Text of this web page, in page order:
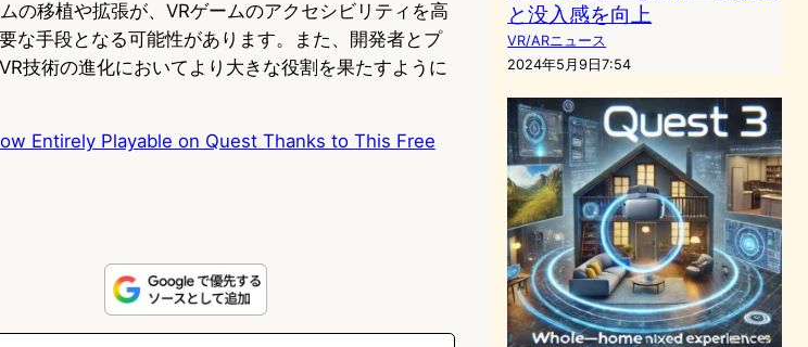
の移植や拡張が、VRゲームのアクセシビリティを高
な手段となる可能性があります。また、開発者とプ
技術の進化においてより大きな役割を果たすように
Entirely Playable on Quest Thanks to This Free
と没入感を向上
VR/ARニュース
2024年5月9日7:54